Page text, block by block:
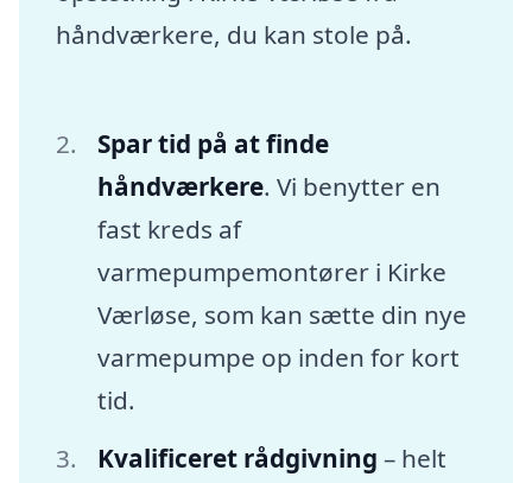
håndværkere, du kan stole på.
Spar tid på at finde
håndværkere. Vi benytter en
fast kreds af
varmepumpemontører i Kirke
Værløse, som kan sætte din nye
varmepumpe op inden for kort
tid.
Kvalificeret rådgivning – helt